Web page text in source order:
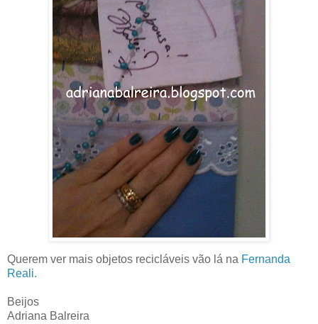
Querem ver mais objetos recicláveis vão lá na Fernanda
Reali.
Beijos
Adriana Balreira